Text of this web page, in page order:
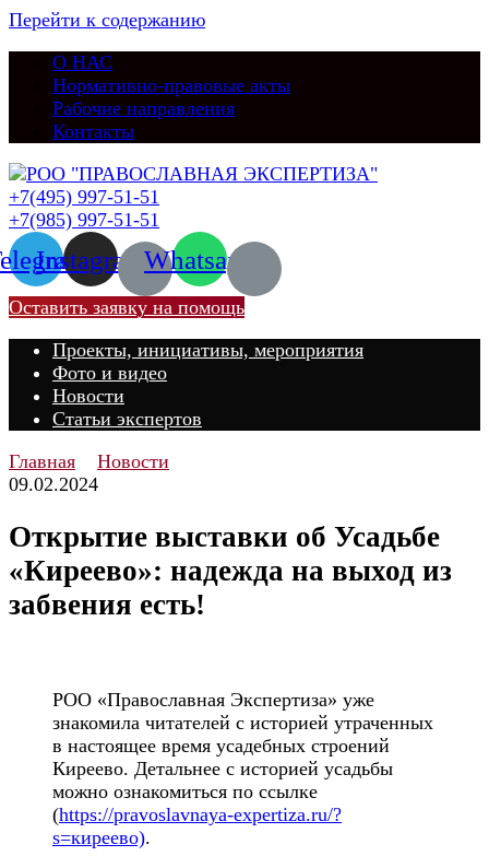
Перейти к содержанию
О НАС
Нормативно-правовые акты
Рабочие направления
Контакты
+7(495) 997-51-51
+7(985) 997-51-51
InstagramWhatsapp
Оставить заявку на помощь
Проекты, инициативы, мероприятия
Фото и видео
Новости
Статьи экспертов
Главная
Новости
09.02.2024
Открытие выставки об Усадьбе
«Киреево»: надежда на выход из
забвения есть!
РОО «Православная Экспертиза» уже
знакомила читателей с историей утраченных
в настоящее время усадебных строений
Киреево. Детальнее с историей усадьбы
можно ознакомиться по ссылке
(https://pravoslavnaya-expertiza.ru/?
s=киреево).